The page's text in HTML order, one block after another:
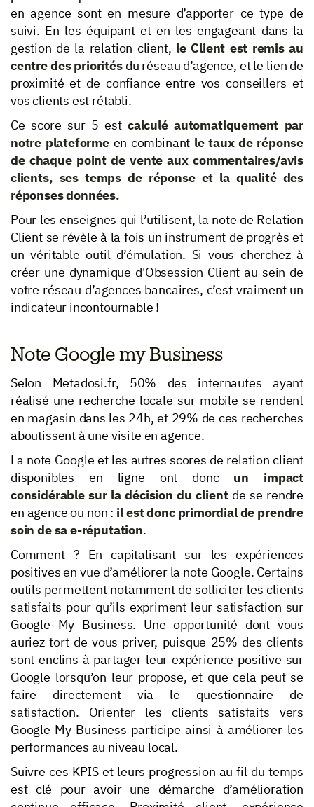
en agence sont en mesure d’apporter ce type de
suivi. En les équipant et en les engageant dans la
gestion de la relation client, le Client est remis au
centre des prioritésdu réseau d’agence, et le lien de
proximité et de confiance entre vos conseillers et
vos clients est rétabli.
Ce score sur 5 est calculé automatiquement par
notre plateformeen combinant le taux de réponse
de chaque point de vente aux commentaires/avis
clients, ses temps de réponse et la qualité des
réponses données.
Pour les enseignes qui l’utilisent, la note de Relation
Client se révèle à la fois un instrument de progrès et
un véritable outil d’émulation. Si vous cherchez à
créer une dynamique d'Obsession Client au sein de
votre réseau d’agences bancaires, c’est vraiment un
indicateur incontournable !
Note Google my Business
Selon Metadosi.fr, 50% des internautes ayant
réalisé une recherche locale sur mobile se rendent
en magasin dans les 24h, et 29% de ces recherches
aboutissent à une visite en agence.
La note Google et les autres scores de relation client
disponibles en ligne ont donc un impact
considérable sur la décision du client de se rendre
en agence ou non : il est donc primordial de prendre
soin de sa e-réputation.
Comment ? En capitalisant sur les expériences
positives en vue d’améliorer la note Google. Certains
outils permettent notamment de solliciter les clients
satisfaits pour qu’ils expriment leur satisfaction sur
Google My Business. Une opportunité dont vous
auriez tort de vous priver, puisque 25% des clients
sont enclins à partager leur expérience positive sur
Google lorsqu’on leur propose, et que cela peut se
faire directement via le questionnaire de
satisfaction. Orienter les clients satisfaits vers
Google My Business participe ainsi à améliorer les
performances au niveau local.
Suivre ces KPIS et leurs progression au fil du temps
est clé pour avoir une démarche d’amélioration